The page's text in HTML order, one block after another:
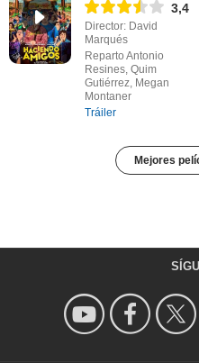
3,4
Director: David
Marqués
Reparto Antonio
Resines, Quim
Gutiérrez, Megan
Montaner
Tráiler
Mejores